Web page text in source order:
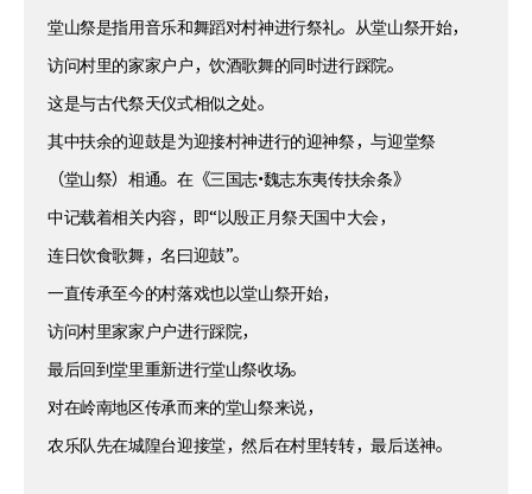
堂山祭是指用音乐和舞蹈对村神进行祭礼。从堂山祭开始，
访问村里的家家户户，饮酒歌舞的同时进行踩院。
这是与古代祭天仪式相似之处。
其中扶余的迎鼓是为迎接村神进行的迎神祭，与迎堂祭
（堂山祭）相通。在《三国志•魏志东夷传扶余条》
中记载着相关内容，即“以殷正月祭天国中大会，
连日饮食歌舞，名曰迎鼓”。
一直传承至今的村落戏也以堂山祭开始，
访问村里家家户户进行踩院，
最后回到堂里重新进行堂山祭收场。
对在岭南地区传承而来的堂山祭来说，
农乐队先在城隍台迎接堂，然后在村里转转，最后送神。